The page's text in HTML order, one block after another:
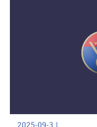
2025-09-3 |